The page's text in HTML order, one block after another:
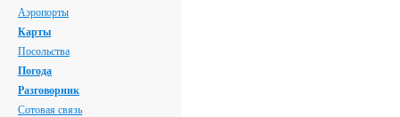
Аэропорты
Карты
Посольства
Погода
Разговорник
Сотовая связь